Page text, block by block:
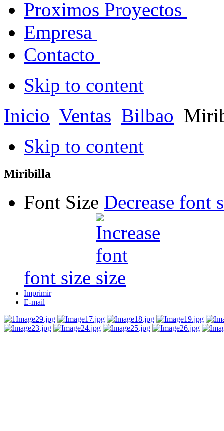
Proximos Proyectos
Empresa
Contacto
Skip to content
Inicio Ventas Bilbao
Skip to content
Miribilla
Font Size Decrease font
font size
Imprimir
E-mail